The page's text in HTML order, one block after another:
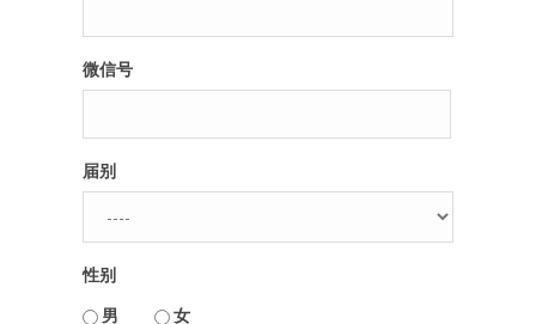
用户名或Email
辉煌2013
梦工坊圈
人脉圈
信息圈
微信号
届别
性别
男
女